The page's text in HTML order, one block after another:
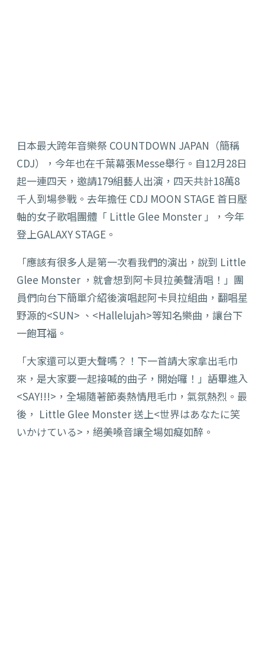
日本最大跨年音樂祭 COUNTDOWN JAPAN（簡稱
CDJ），今年也在千葉幕張Messe舉行。自12月28日
起一連四天，邀請179組藝人出演，四天共計18萬8
千人到場參戰。去年擔任 CDJ MOON STAGE 首日壓
軸的女子歌唱團體「 Little Glee Monster 」，今年
登上GALAXY STAGE。
「應該有很多人是第一次看我們的演出，說到 Little
Glee Monster ，就會想到阿卡貝拉美聲清唱！」團
員們向台下簡單介紹後演唱起阿卡貝拉組曲，翻唱星
野源的<SUN> 、<Hallelujah>等知名樂曲，讓台下
一飽耳福。
「大家還可以更大聲嗎？！下一首請大家拿出毛巾
來，是大家要一起接喊的曲子，開始囉！」語畢進入
<SAY!!!>，全場隨著節奏熱情甩毛巾，氣氛熱烈。最
後， Little Glee Monster 送上<世界はあなたに笑
いかけている>，絕美嗓音讓全場如癡如醉。